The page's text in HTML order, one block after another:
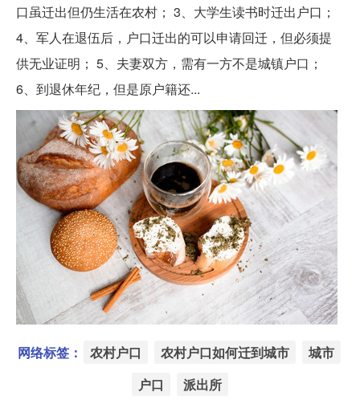
口虽迁出但仍生活在农村； 3、大学生读书时迁出户口；
4、军人在退伍后，户口迁出的可以申请回迁，但必须提
供无业证明； 5、夫妻双方，需有一方不是城镇户口；
6、到退休年纪，但是原户籍还...
网络标签： 农村户口 农村户口如何迁到城市
城市
户口
派出所